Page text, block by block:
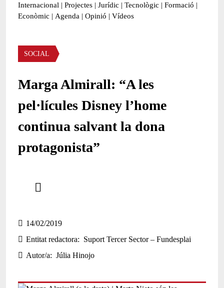
Internacional | Projectes | Jurídic | Tecnològic | Formació |
Econòmic | Agenda | Opinió | Vídeos
Àmbit de la notícia
SOCIAL
Marga Almirall: “A les
pel·lícules Disney l’home
continua salvant la dona
protagonista”
14/02/2019
Entitat redactora
Suport Tercer Sector – Fundesplai
Autor/a
Júlia Hinojo